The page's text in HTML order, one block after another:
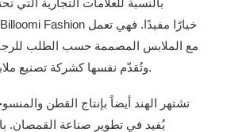
بالنسبة للعلامات التجارية التي
مع الملابس المصممة حسب الطلب
وتُقدّم نفسها كشركة تصنيع ملابس متكاملة الخدمات.
تشتهر الهند أيضاً بإنتاج القطن
يُفيد في تطوير صناعة القمصان.